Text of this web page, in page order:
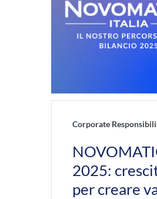
Corporate
2025:
per creare